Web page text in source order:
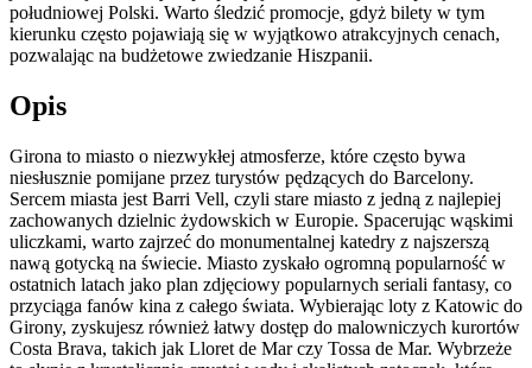
południowej Polski. Warto śledzić promocje, gdyż bilety w tym
kierunku często pojawiają się w wyjątkowo atrakcyjnych cenach,
pozwalając na budżetowe zwiedzanie Hiszpanii.
Opis
Girona to miasto o niezwykłej atmosferze, które często bywa
niesłusznie pomijane przez turystów pędzących do Barcelony.
Sercem miasta jest Barri Vell, czyli stare miasto z jedną z najlepiej
zachowanych dzielnic żydowskich w Europie. Spacerując wąskimi
uliczkami, warto zajrzeć do monumentalnej katedry z najszerszą
nawą gotycką na świecie. Miasto zyskało ogromną popularność w
ostatnich latach jako plan zdjęciowy popularnych seriali fantasy, co
przyciąga fanów kina z całego świata. Wybierając loty z Katowic do
Girony, zyskujesz również łatwy dostęp do malowniczych kurortów
Costa Brava, takich jak Lloret de Mar czy Tossa de Mar. Wybrzeże